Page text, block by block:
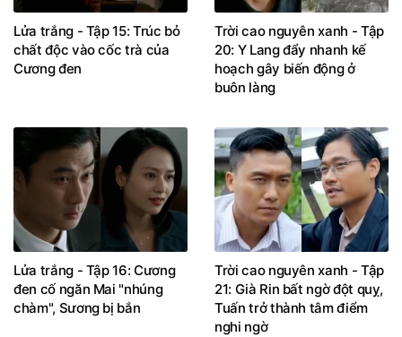
Lửa trắng - Tập 15: Trúc bỏ
chất độc vào cốc trà của
Cương đen
Trời cao nguyên xanh - Tập
20: Y Lang đẩy nhanh kế
hoạch gây biến động ở
buôn làng
Lửa trắng - Tập 16: Cương
đen cố ngăn Mai "nhúng
chàm", Sương bị bắn
Trời cao nguyên xanh - Tập
21: Già Rin bất ngờ đột quỵ,
Tuấn trở thành tâm điểm
nghi ngờ